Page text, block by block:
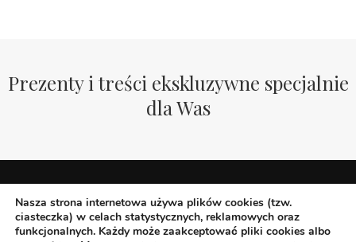
Prezenty i treści ekskluzywne specjalnie
dla Was
Nasza strona internetowa używa plików cookies (tzw.
ciasteczka) w celach statystycznych, reklamowych oraz
funkcjonalnych. Każdy może zaakceptować pliki cookies albo